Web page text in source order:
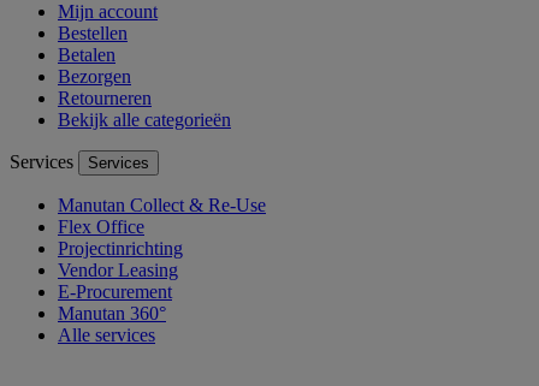
Mijn account
Bestellen
Betalen
Bezorgen
Retourneren
Bekijk alle categorieën
Services Services
Manutan Collect & Re-Use
Flex Office
Projectinrichting
Vendor Leasing
E-Procurement
Manutan 360°
Alle services